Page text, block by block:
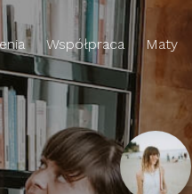
Współpraca Maty